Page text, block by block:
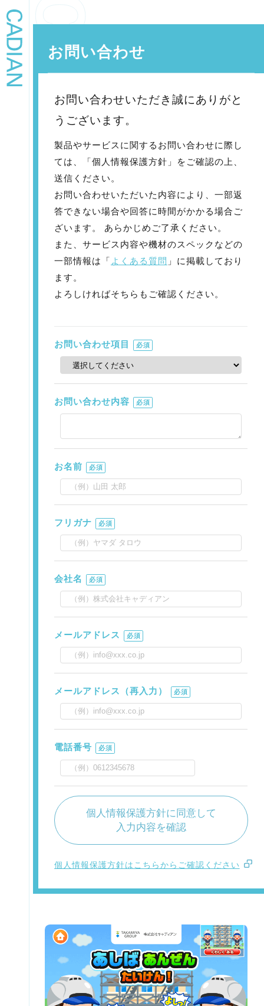
お問い合わせ
お問い合わせいただき誠にありがと
うございます。
製品やサービスに関するお問い合わせに際し
ては、「個人情報保護方針」をご確認の上、
送信ください。
お問い合わせいただいた内容により、一部返
答できない場合や回答に時間がかかる場合ご
ざいます。 あらかじめご了承ください。
また、サービス内容や機材のスペックなどの
一部情報は「 よくある質問 」に掲載しており
ます。
よろしければそちらもご確認ください。
お問い合わせ項目 必須
お問い合わせ内容 必須
お名前 必須
フリガナ 必須
会社名 必須
メールアドレス 必須
メールアドレス（再入力） 必須
電話番号 必須
個人情報保護方針に同意して
入力内容を確認
個人情報保護方針はこちらからご確認ください